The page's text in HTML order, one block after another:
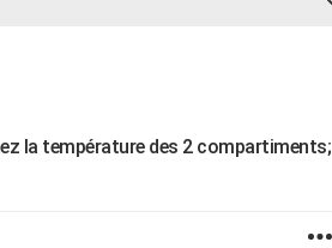
la température des 2 compartiments;